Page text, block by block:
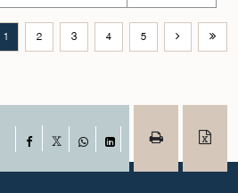
1 2 3 4 5
Facebook
WhatsAppLinkedIn